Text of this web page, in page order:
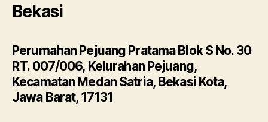
Bekasi
Perumahan Pejuang Pratama Blok S No. 30
RT. 007/006, Kelurahan Pejuang,
Kecamatan Medan Satria, Bekasi Kota,
Jawa Barat, 17131